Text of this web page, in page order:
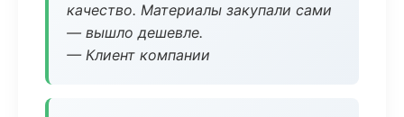
качество. Материалы закупали сами
— вышло дешевле.
— Клиент компании